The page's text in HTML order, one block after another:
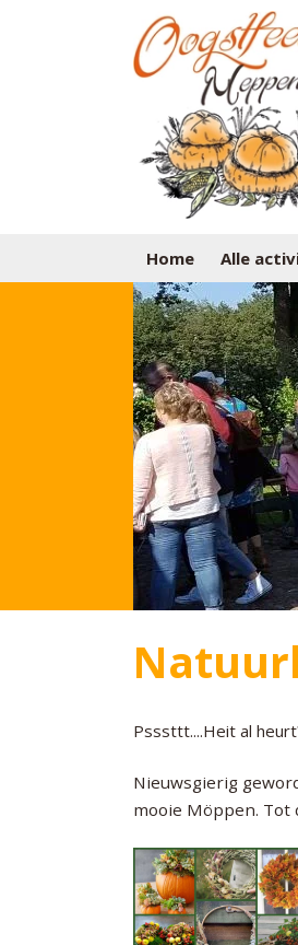
Home Alle
Psssttt....Heit al
Nieuwsgierig
mooie Möppen. Tot